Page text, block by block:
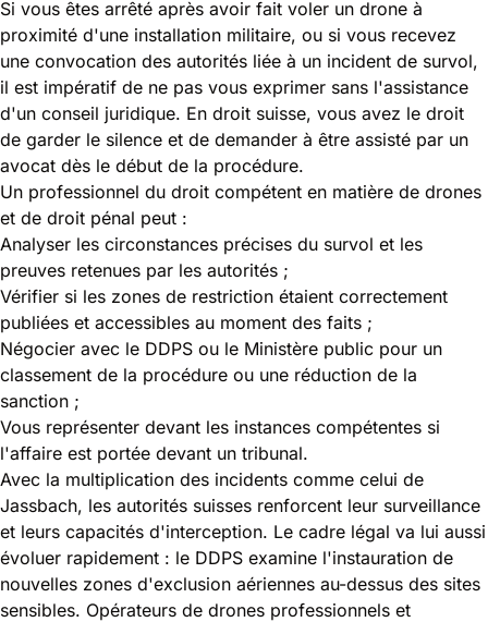
Si vous êtes arrêté après avoir fait voler un drone à
proximité d'une installation militaire, ou si vous recevez
une convocation des autorités liée à un incident de survol,
il est impératif de ne pas vous exprimer sans l'assistance
d'un conseil juridique. En droit suisse, vous avez le droit
de garder le silence et de demander à être assisté par un
avocat dès le début de la procédure.
Un professionnel du droit compétent en matière de drones
et de droit pénal peut :
Analyser les circonstances précises du survol et les
preuves retenues par les autorités ;
Vérifier si les zones de restriction étaient correctement
publiées et accessibles au moment des faits ;
Négocier avec le DDPS ou le Ministère public pour un
classement de la procédure ou une réduction de la
sanction ;
Vous représenter devant les instances compétentes si
l'affaire est portée devant un tribunal.
Avec la multiplication des incidents comme celui de
Jassbach, les autorités suisses renforcent leur surveillance
et leurs capacités d'interception. Le cadre légal va lui aussi
évoluer rapidement : le DDPS examine l'instauration de
nouvelles zones d'exclusion aériennes au-dessus des sites
sensibles. Opérateurs de drones professionnels et